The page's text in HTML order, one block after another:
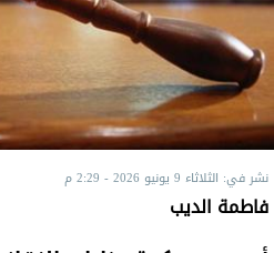
نشر في: الثلاثاء 9 يونيو 2026 - 2:29 م
فاطمة الديب